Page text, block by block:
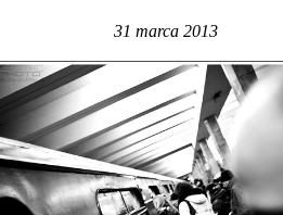
31 marca 2013